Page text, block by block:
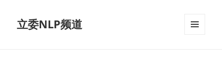
立委NLP频道